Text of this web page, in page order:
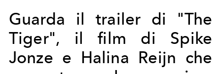
Guarda il trailer di "The
Tiger", il film di Spike
Jonze e Halina Reijn che